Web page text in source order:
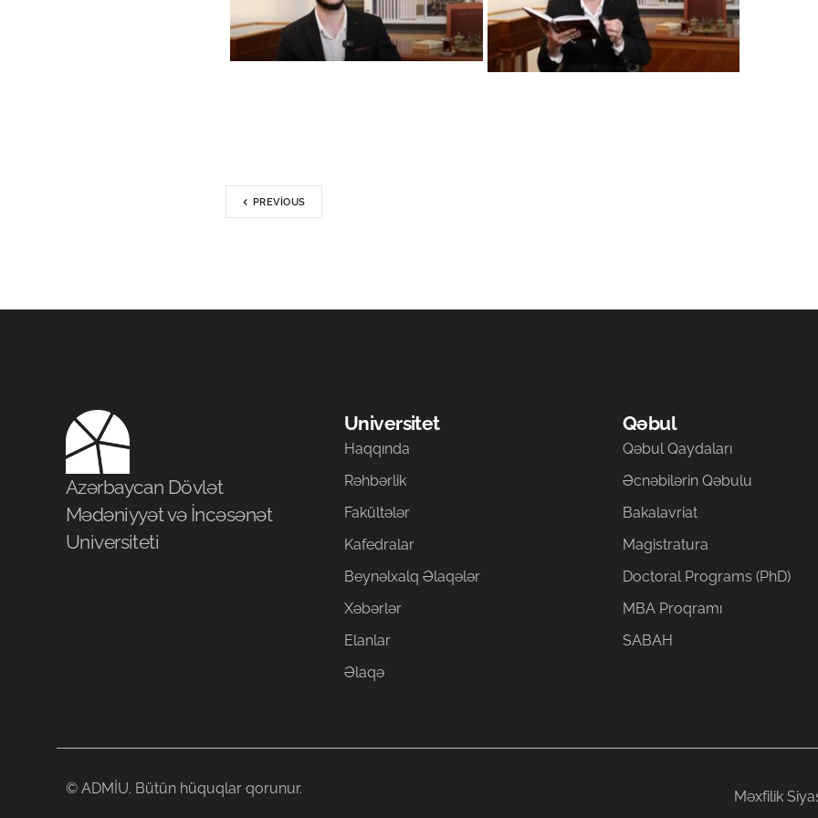
PREVIOUS
Azərbaycan Dövlət
Mədəniyyət və İncəsənət
Universiteti
Universitet
Haqqında
Rəhbərlik
Fakültələr
Kafedralar
Beynəlxalq Əlaqələr
Xəbərlər
Elanlar
Əlaqə
Qəbul
Qəbul Qaydaları
Əcnəbilərin Qəbulu
Bakalavriat
Magistratura
Doctoral Programs (PhD)
MBA Proqramı
SABAH
© ADMİU. Bütün hüquqlar qorunur. Məxfilik